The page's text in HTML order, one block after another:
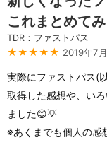
これまとめてみ
TDR：ファストパス
★★★★★ 2019年7
実際にファストパス(
取得した感想や、い
ました😊💡
※あくまでも個人の感